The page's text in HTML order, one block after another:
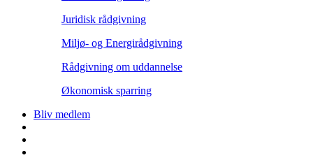
Juridisk rådgivning
Miljø- og Energirådgivning
Rådgivning om uddannelse
Økonomisk sparring
Bliv medlem